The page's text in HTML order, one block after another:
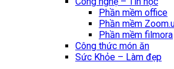
Phần mềm office
Phần mềm
Phần mềm filmora
Công thức món ăn
Sức Khỏe – Làm đẹp